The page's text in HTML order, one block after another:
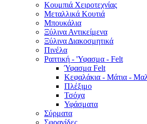
Κουμπιά Χειροτεχνίας
Μεταλλικά Κουτιά
Μπουκάλια
Ξύλινα Αντικείμενα
Ξύλινα Διακοσμητικά
Πινέλα
Ραπτική - 'Υφασμα - Felt
Ύφασμα Felt
Κεφαλάκια - Μάτια -
Πλέξιμο
Τσόχα
Υφάσματα
Σύρματα
Σφραγίδες